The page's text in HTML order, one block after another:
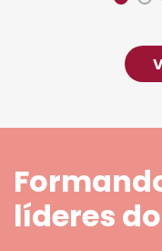
líderes